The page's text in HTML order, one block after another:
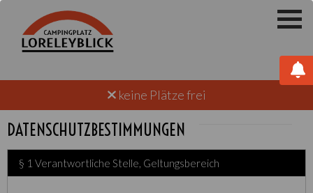
keine Plätze frei
DATENSCHUTZBESTIMMUNGEN
§ 1 Verantwortliche Stelle, Geltungsbereich